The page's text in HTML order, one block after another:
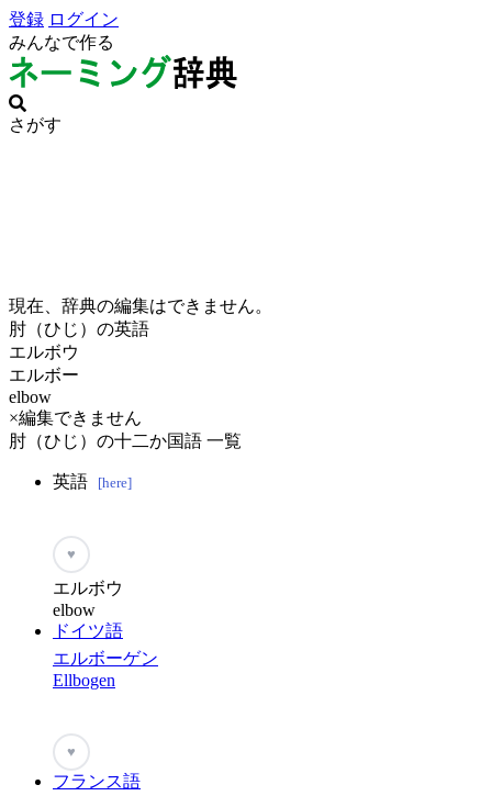
登録 ログイン
みんなで作る
さがす
現在、辞典の編集はできません。
肘（ひじ）の英語
エルボウ
エルボー
elbow
×編集できません
肘（ひじ）の十二か国語 一覧
英語 [here]
♥
エルボウ
elbow
ドイツ語
エルボーゲン
Ellbogen
♥
フランス語